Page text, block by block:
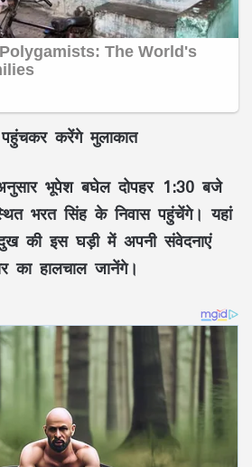
पहुंचकर करेंगे मुलाकात
अनुसार भूपेश बघेल दोपहर 1:30 बजे
भरत सिंह के निवास पहुंचेंगे। यहां
की इस घड़ी में अपनी संवेदनाएं
का हालचाल जानेंगे।